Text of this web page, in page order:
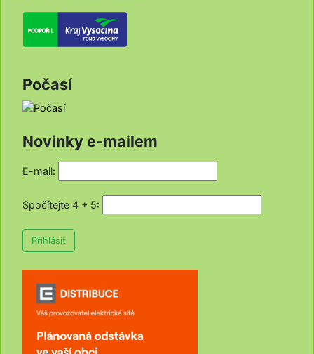
Počasí
Novinky e-mailem
E-mail:
Spočítejte 4 + 5:
Přihlásit